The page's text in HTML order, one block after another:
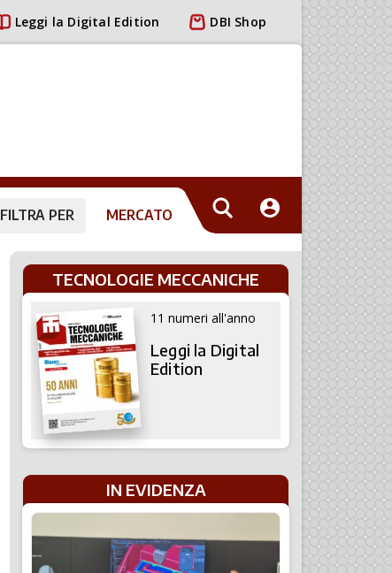
Leggi la Digital Edition DBI Shop
FILTRA PER MERCATO
TECNOLOGIE MECCANICHE
11 numeri all'anno
Leggi la Digital
Edition
IN EVIDENZA